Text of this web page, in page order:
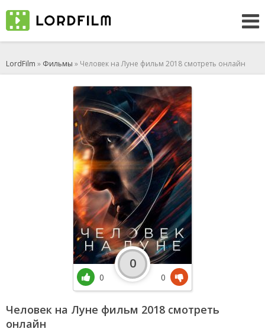
LordFilm » Фильмы » Человек на Луне фильм 2018 смотреть онлайн
Человек на Луне фильм 2018 смотреть
онлайн
0
0
0